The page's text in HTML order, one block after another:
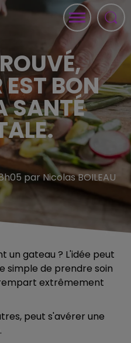
BON
SANTÉ
par Nicolas BOILEAU
un gateau ? L'idée peut
simple de prendre soin
extrêmement
peut s'avérer une